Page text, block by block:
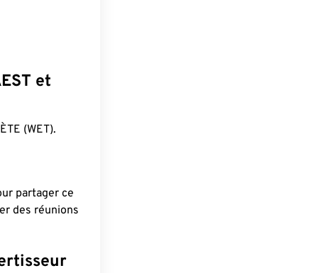
et
(WET).
partager ce
des réunions